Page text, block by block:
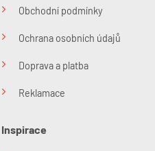
Obchodní podmínky
Ochrana osobních údajů
Doprava a platba
Reklamace
Inspirace